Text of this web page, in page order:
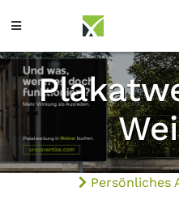
Persönliches